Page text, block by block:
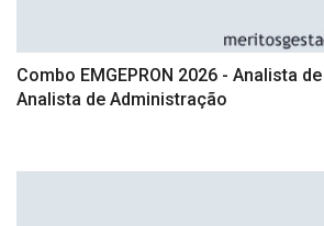
Combo EMGEPRON 2026 - Analista
Analista de Administração